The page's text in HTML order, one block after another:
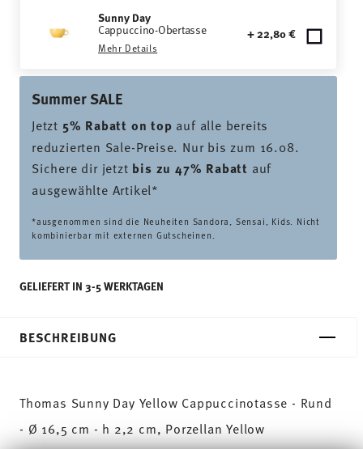
Sunny Day
Cappuccino-Obertasse
Mehr Details
+ 22,80 €
Summer SALE
Jetzt 5% Rabatt on top auf alle bereits
reduzierten Sale-Preise. Nur bis zum 16.08.
Sichere dir jetzt bis zu 47% Rabatt auf
ausgewählte Artikel*
*ausgenommen sind die Neuheiten Sandora, Sensai, Kids. Nicht
kombinierbar mit externen Gutscheinen.
GELIEFERT IN 3-5 WERKTAGEN
BESCHREIBUNG
Thomas Sunny Day Yellow Cappuccinotasse - Rund
- Ø 16,5 cm - h 2,2 cm, Porzellan Yellow